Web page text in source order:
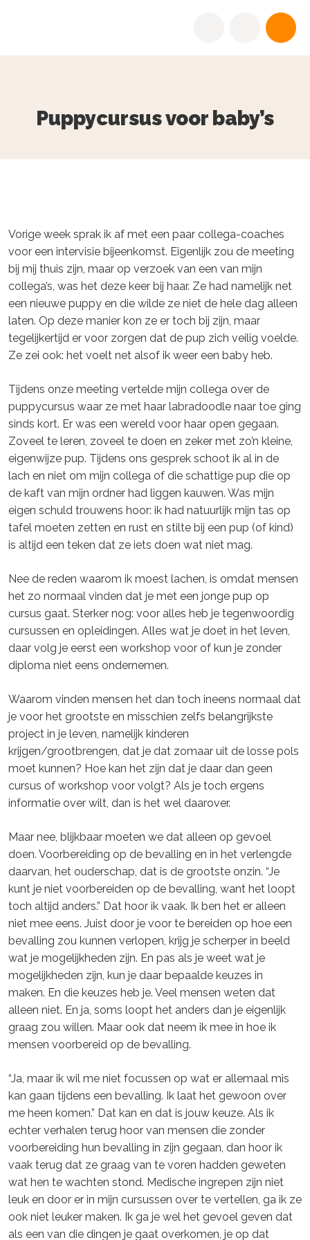
Puppycursus voor baby’s
Vorige week sprak ik af met een paar collega-coaches
voor een intervisie bijeenkomst. Eigenlijk zou de meeting
bij mij thuis zijn, maar op verzoek van een van mijn
collega’s, was het deze keer bij haar. Ze had namelijk net
een nieuwe puppy en die wilde ze niet de hele dag alleen
laten. Op deze manier kon ze er toch bij zijn, maar
tegelijkertijd er voor zorgen dat de pup zich veilig voelde.
Ze zei ook: het voelt net alsof ik weer een baby heb.
Tijdens onze meeting vertelde mijn collega over de
puppycursus waar ze met haar labradoodle naar toe ging
sinds kort. Er was een wereld voor haar open gegaan.
Zoveel te leren, zoveel te doen en zeker met zo’n kleine,
eigenwijze pup. Tijdens ons gesprek schoot ik al in de
lach en niet om mijn collega of die schattige pup die op
de kaft van mijn ordner had liggen kauwen. Was mijn
eigen schuld trouwens hoor: ik had natuurlijk mijn tas op
tafel moeten zetten en rust en stilte bij een pup (of kind)
is altijd een teken dat ze iets doen wat niet mag.
Nee de reden waarom ik moest lachen, is omdat mensen
het zo normaal vinden dat je met een jonge pup op
cursus gaat. Sterker nog: voor alles heb je tegenwoordig
cursussen en opleidingen. Alles wat je doet in het leven,
daar volg je eerst een workshop voor of kun je zonder
diploma niet eens ondernemen.
Waarom vinden mensen het dan toch ineens normaal dat
je voor het grootste en misschien zelfs belangrijkste
project in je leven, namelijk kinderen
krijgen/grootbrengen, dat je dat zomaar uit de losse pols
moet kunnen? Hoe kan het zijn dat je daar dan geen
cursus of workshop voor volgt? Als je toch ergens
informatie over wilt, dan is het wel daarover.
Maar nee, blijkbaar moeten we dat alleen op gevoel
doen. Voorbereiding op de bevalling en in het verlengde
daarvan, het ouderschap, dat is de grootste onzin. “Je
kunt je niet voorbereiden op de bevalling, want het loopt
toch altijd anders.” Dat hoor ik vaak. Ik ben het er alleen
niet mee eens. Juist door je voor te bereiden op hoe een
bevalling zou kunnen verlopen, krijg je scherper in beeld
wat je mogelijkheden zijn. En pas als je weet wat je
mogelijkheden zijn, kun je daar bepaalde keuzes in
maken. En die keuzes heb je. Veel mensen weten dat
alleen niet. En ja, soms loopt het anders dan je eigenlijk
graag zou willen. Maar ook dat neem ik mee in hoe ik
mensen voorbereid op de bevalling.
“Ja, maar ik wil me niet focussen op wat er allemaal mis
kan gaan tijdens een bevalling. Ik laat het gewoon over
me heen komen.” Dat kan en dat is jouw keuze. Als ik
echter verhalen terug hoor van mensen die zonder
voorbereiding hun bevalling in zijn gegaan, dan hoor ik
vaak terug dat ze graag van te voren hadden geweten
wat hen te wachten stond. Medische ingrepen zijn niet
leuk en door er in mijn cursussen over te vertellen, ga ik ze
ook niet leuker maken. Ik ga je wel het gevoel geven dat
als een van die dingen je gaat overkomen, je op dat